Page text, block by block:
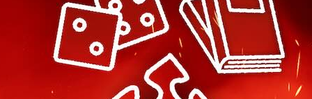
CAPITALI D'EUROPA gioco da
creations MEMORIA età 5+
Marca
Cranio Creations
Riferimento
8034055584835
In magazzino
4 Articoli